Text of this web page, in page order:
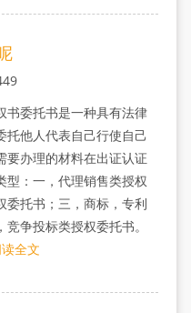
书委托书是一种具有法律
托他人代表自己行使自己
要办理的材料在出证认证
型：一，代理销售类授权
委托书；三，商标，专利
争投标类授权委托书。
全文